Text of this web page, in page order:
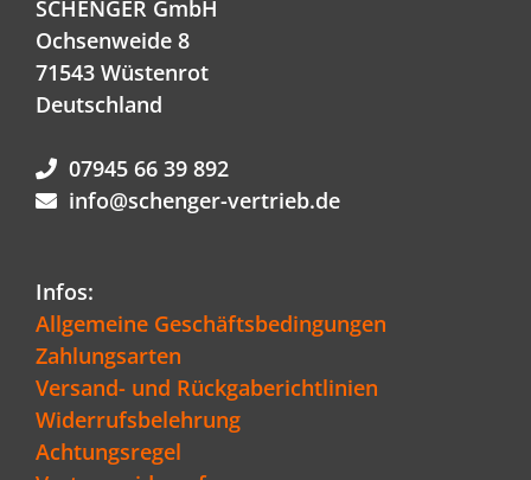
SCHENGER GmbH
Ochsenweide 8
71543 Wüstenrot
Deutschland
07945 66 39 892
info@schenger-vertrieb.de
Infos:
Allgemeine Geschäftsbedingungen
Zahlungsarten
Versand- und Rückgaberichtlinien
Widerrufsbelehrung
Achtungsregel